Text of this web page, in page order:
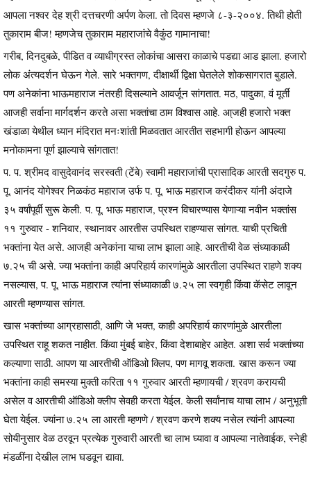
आपला नश्वर देह श्री दत्तचरणी अर्पण केला. तो दिवस म्हणजे ८-३-२००४. तिथी होती
तुकाराम बीज! म्हणजेच तुकाराम महाराजांचे वैकुंठ गामानाचा!
गरीब, दिनदुबळे, पीडित व व्याधीग्रस्त लोकांचा आसरा काळाचे पडद्या आड झाला. हजारो
लोक अंत्यदर्शन घेऊन गेले. सारे भक्तगण, दीक्षार्थी द्विक्षा घेतलेले शोकसागरात बुडाले.
पण अनेकांना भाऊमहाराज नंतरही दिसल्याने आवर्जून सांगतात. मठ, पादुका, वं मूर्ती
आजही सर्वाना मार्गदर्शन करते असा भक्तांचा ठाम विश्वास आहे. आ्जही हजारो भक्त
खंडाळा येथील ध्यान मंदिरात मनःशांती मिळवतात आरतीत सहभागी होऊन आपल्या
मनोकामना पूर्ण झाल्याचे सांगतात!
प. प. श्रीमद वासुदेवानंद सरस्वती (टेंबे) स्वामी महाराजांची प्रासादिक आरती सदगुरु प.
पू. आनंद योगेश्वर निळकंठ महाराज उर्फ प. पू. भाऊ महाराज करंदीकर यांनी अंदाजे
३५ वर्षांपूर्वी सुरू केली. प. पू. भाऊ महाराज, प्रश्न विचारण्यास येणाऱ्या नवीन भक्तांस
११ गुरुवार - शनिवार, स्थानावर आरतीस उपस्थित राहण्यास सांगत. याची प्रचिती
भक्तांना येत असे. आजही अनेकांना याचा लाभ झाला आहे. आरतीची वेळ संध्याकाळी
७.२५ ची असे. ज्या भक्तांना काही अपरिहार्य कारणांमुळे आरतीला उपस्थित राहणे शक्य
नसल्यास, प. पू. भाऊ महाराज त्यांना संध्याकाळी ७.२५ ला स्वगृही किंवा कॅसेट लावून
आरती म्हणण्यास सांगत.
खास भक्तांच्या आग्रहासाठी, आणि जे भक्त, काही अपरिहार्य कारणांमुळे आरतीला
उपस्थित राहू शकत नाहीत. किंवा मुंबई बाहेर, किंवा देशाबाहेर आहेत. अशा सर्व भक्तांच्या
कल्याणा साठी. आपण या आरतीची ऑडिओ क्लिप, पण मागवू शकता. खास करून ज्या
भक्तांना काही समस्या मुक्ती करिता ११ गुरुवार आरती म्हणायची / श्रवण करायची
असेल व आरतीची ऑडिओ क्लीप सेवही करता येईल. केली सर्वांनाच याचा लाभ / अनुभूती
घेता येईल. ज्यांना ७.२५ ला आरती म्हणणे / श्रवण करणे शक्य नसेल त्यांनी आपल्या
सोयीनुसार वेळ ठरवून प्रत्येक गुरुवारी आरती चा लाभ घ्यावा व आपल्या नातेवाईक, स्नेही
मंडळींना देखील लाभ घडवून द्यावा.